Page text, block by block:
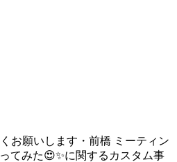
お願いします・前橋 ミーティン
てみた😍✨に関するカスタム事